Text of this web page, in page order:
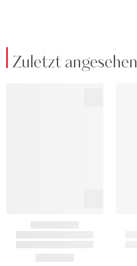
Zuletzt angesehen